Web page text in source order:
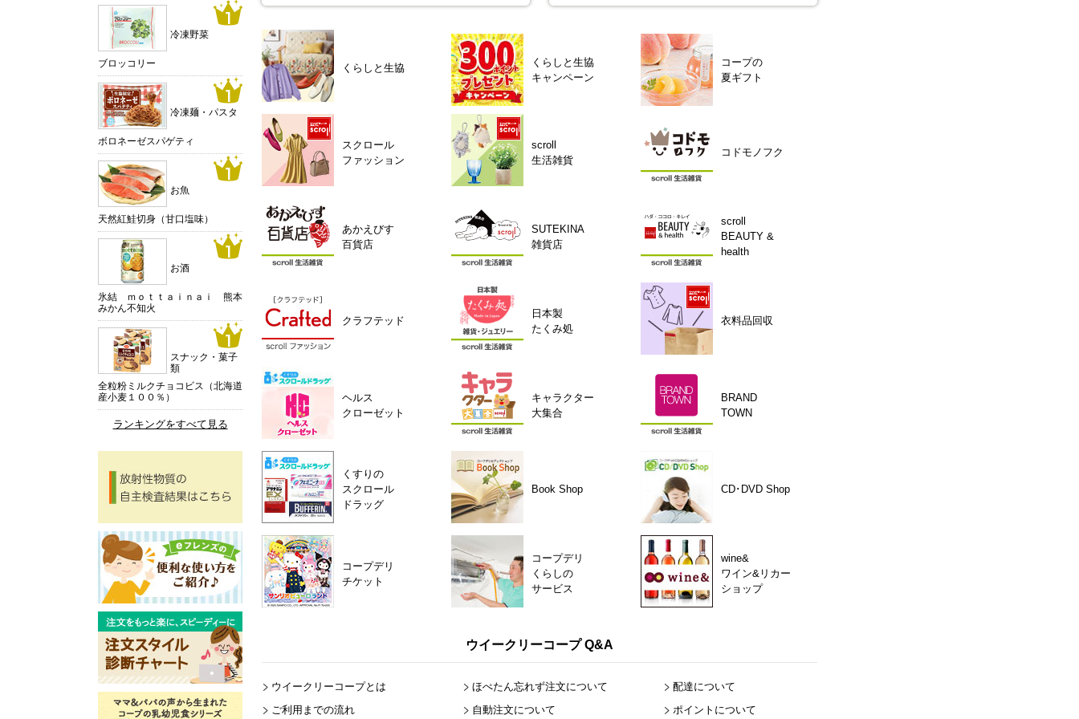
くらしと生協
くらしと生協
キャンペーン
コープの
夏ギフト
スクロール
ファッション
scroll
生活雑貨
コドモノフク
あかえびす
百貨店
SUTEKINA
雑貨店
scroll
BEAUTY &
health
クラフテッド
日本製
たくみ処
衣料品回収
ヘルス
クローゼット
キャラクター
大集合
BRAND
TOWN
くすりの
スクロール
ドラッグ
Book Shop CD･DVD Shop
コープデリ
チケット
コープデリ
くらしの
サービス
wine&
ワイン&リカー
ショップ
ウイークリーコープ Q&A
ウイークリーコープとは
ご利用までの流れ
ほぺたん忘れず注文について
自動注文について
配達について
ポイントについて
冷凍野菜
ブロッコリー
冷凍麺・パスタ
ボロネーゼスパゲティ
お魚
天然紅鮭切身（甘口塩味）
お酒
氷結 ｍｏｔｔａｉｎａｉ 熊本
みかん不知火
スナック・菓子
類
全粒粉ミルクチョコビス（北海道
産小麦１００％）
ランキングをすべて見る